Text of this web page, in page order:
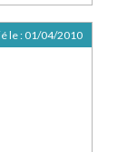
le : 01/04/2010